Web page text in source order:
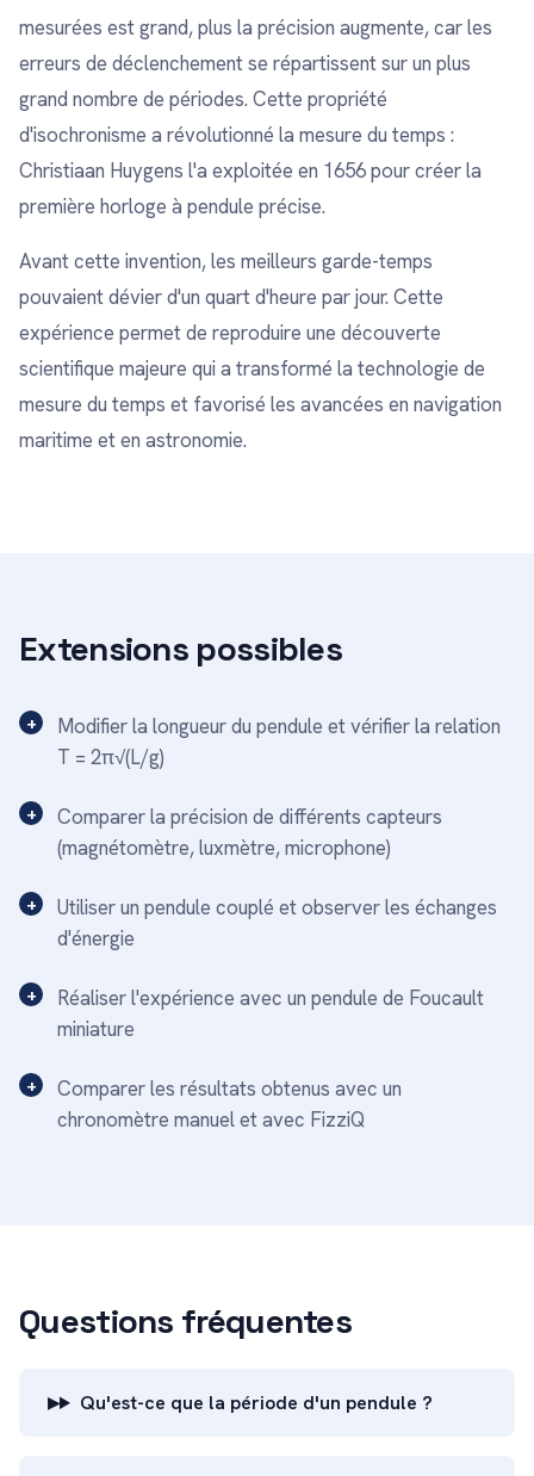
mesurées est grand, plus la précision augmente, car les
erreurs de déclenchement se répartissent sur un plus
grand nombre de périodes. Cette propriété
d'isochronisme a révolutionné la mesure du temps :
Christiaan Huygens l'a exploitée en 1656 pour créer la
première horloge à pendule précise.
Avant cette invention, les meilleurs garde-temps
pouvaient dévier d'un quart d'heure par jour. Cette
expérience permet de reproduire une découverte
scientifique majeure qui a transformé la technologie de
mesure du temps et favorisé les avancées en navigation
maritime et en astronomie.
Extensions possibles
Modifier la longueur du pendule et vérifier la relation
T = 2π√(L/g)
Comparer la précision de différents capteurs
(magnétomètre, luxmètre, microphone)
Utiliser un pendule couplé et observer les échanges
d'énergie
Réaliser l'expérience avec un pendule de Foucault
miniature
Comparer les résultats obtenus avec un
chronomètre manuel et avec FizziQ
Questions fréquentes
Qu'est-ce que la période d'un pendule ?